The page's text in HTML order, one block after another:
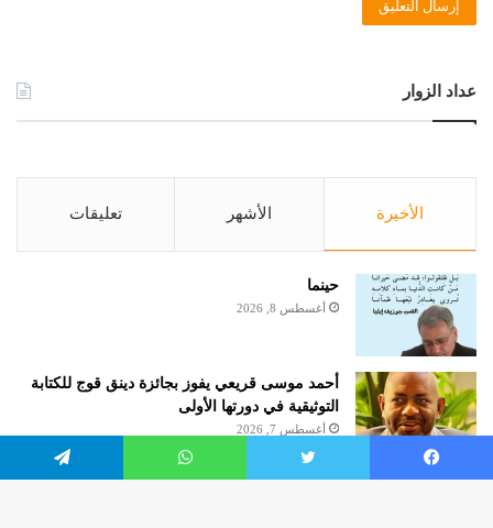
عداد الزوار
الأخيرة الأشهر تعليقات
حينما
أغسطس 8, 2026
أحمد موسى قريعي يفوز بجائزة دينق قوج للكتابة
التوثيقية في دورتها الأولى
أغسطس 7, 2026
السؤال الطّعين فيسبوك تويتر واتساب تيلقرام